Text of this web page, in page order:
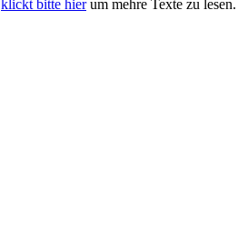
klickt bitte hierum mehre Texte zu